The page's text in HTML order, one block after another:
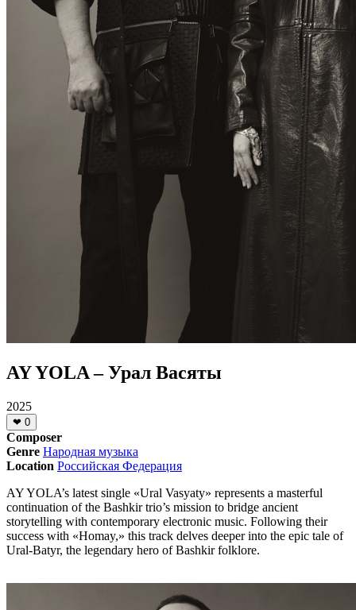
AY YOLA – Урал Васяты
2025
❤ 0
Composer
Genre Народная музыка
Location Российская Федерация
AY YOLA’s latest single «Ural Vasyaty» represents a masterful
continuation of the Bashkir trio’s mission to bridge ancient
storytelling with contemporary electronic music. Following their
success with «Homay,» this track delves deeper into the epic tale of
Ural-Batyr, the legendary hero of Bashkir folklore.